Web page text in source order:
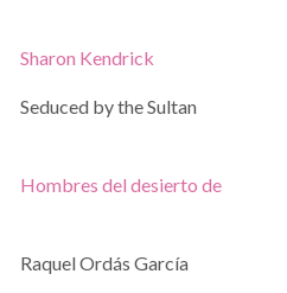
Sharon Kendrick
Seduced by the Sultan
Hombres del desierto de
Raquel Ordás García